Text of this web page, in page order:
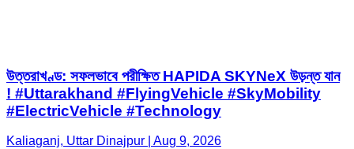
উত্তরাখণ্ড: সফলভাবে পরীক্ষিত HAPIDA SKYNeX উড়ন্ত যান
! #Uttarakhand #FlyingVehicle #SkyMobility
#ElectricVehicle #Technology
Kaliaganj, Uttar Dinajpur | Aug 9, 2026